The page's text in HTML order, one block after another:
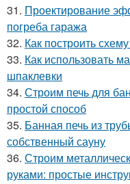
31. Проектирование
погреба гаража
32. Как построить
33. Как использовать
шпаклевки
34. Строим печь для
простой способ
35. Банная печь из
собственный сауну
36. Строим
руками: простые